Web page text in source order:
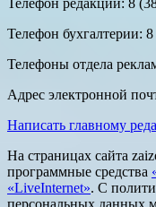
Телефон редакции: 8
Телефон бухгалтерии:
Телефоны отдела
Адрес электронной
Написать главному
На страницах сайта
программные средства
«LiveInternet». С